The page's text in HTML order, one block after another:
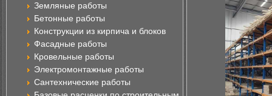
Земляные работы
Бетонные работы
Конструкции из кирпича и блоков
Фасадные работы
Кровельные работы
Электромонтажные работы
Сантехнические работы